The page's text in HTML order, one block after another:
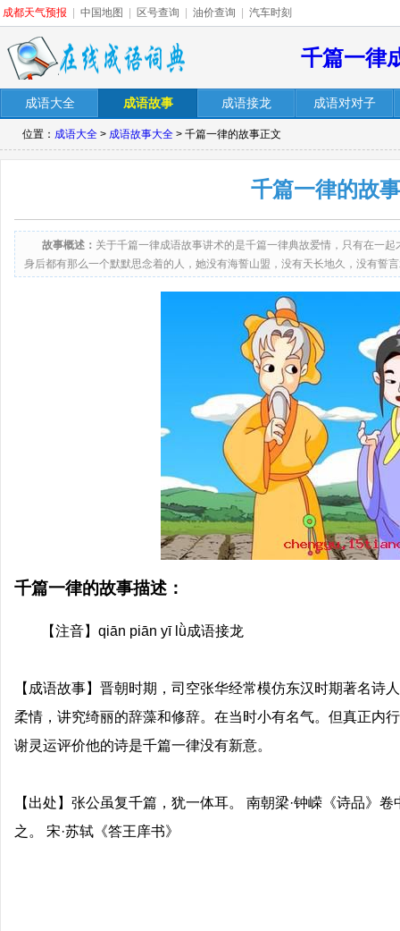
成都天气预报 中国地图 区号查询 油价查询 汽车时刻
千篇一律
成语大全 成语故事 成语接龙 成语对对子
位置： 成语大全 > 成语故事大全 > 千篇一律的故事正文
千篇一律的故事
故事概述： 关于千篇一律成语故事讲术的是千篇一律典故爱情，只有在一
身后都有那么一个默默思念着的人，她没有海誓山盟，没有天长地久，没有誓
千篇一律的故事描述：
【注音】qiān piān yī lǜ成语接龙
【成语故事】晋朝时期，司空张华经常模仿东汉时期著名诗
柔情，讲究绮丽的辞藻和修辞。在当时小有名气。但真正内
谢灵运评价他的诗是千篇一律没有新意。
【出处】张公虽复千篇，犹一体耳。 南朝梁·钟嵘《诗品》
之。 宋·苏轼《答王庠书》